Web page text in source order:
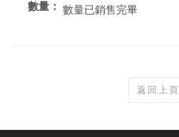
數量： 數量已銷售完畢
返回上頁